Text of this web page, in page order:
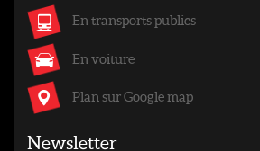
En transports publics
En voiture
Plan sur Google map
Newsletter